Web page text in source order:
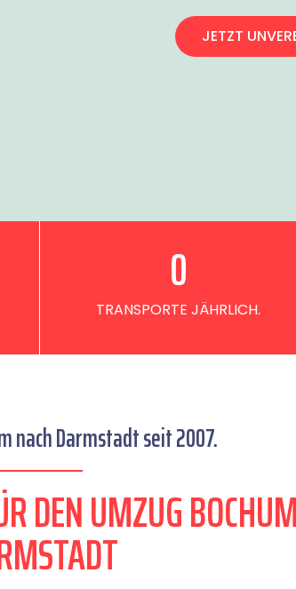
JETZT
TRANSPORTE JÄHRLICH.
0
nach Darmstadt seit 2007.
DEN UMZUG BOCHUM